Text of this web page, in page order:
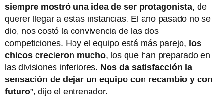
siempre mostró una idea de ser protagonista, de
querer llegar a estas instancias. El año pasado no se
dio, nos costó la convivencia de las dos
competiciones. Hoy el equipo está más parejo, los
chicos crecieron mucho, los que han preparado en
las divisiones inferiores. Nos da satisfacción la
sensación de dejar un equipo con recambio y con
futuro”, dijo el entrenador.